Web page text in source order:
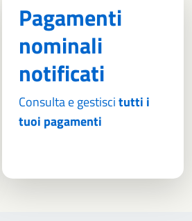
Pagamenti
nominali
notificati
Consulta e gestiscitutti i
tuoi pagamenti